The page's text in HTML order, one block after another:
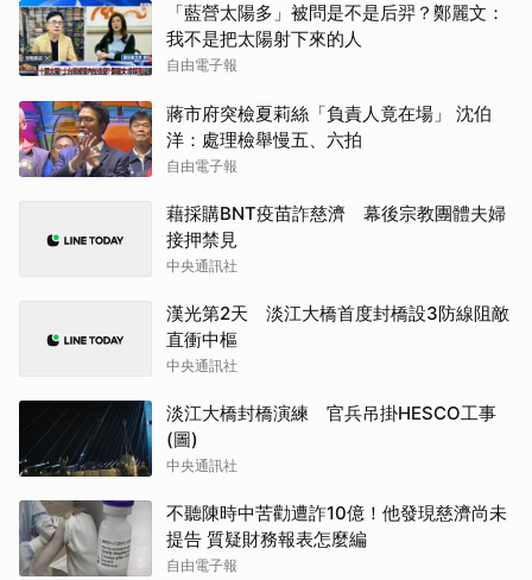
「藍營太陽多」被問是不是后羿？鄭麗文：
我不是把太陽射下來的人
自由電子報
蔣市府突檢夏莉絲「負責人竟在場」 沈伯
洋：處理檢舉慢五、六拍
自由電子報
藉採購BNT疫苗詐慈濟 幕後宗教團體夫婦
接押禁見
中央通訊社
漢光第2天 淡江大橋首度封橋設3防線阻敵
直衝中樞
中央通訊社
淡江大橋封橋演練 官兵吊掛HESCO工事
(圖)
中央通訊社
不聽陳時中苦勸遭詐10億！他發現慈濟尚未
提告 質疑財務報表怎麼編
自由電子報